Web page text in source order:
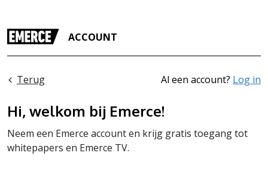
ACCOUNT
Terug Al een account? Log in
Hi, welkom bij Emerce!
Neem een Emerce account en krijg gratis toegang tot
whitepapers en Emerce TV.